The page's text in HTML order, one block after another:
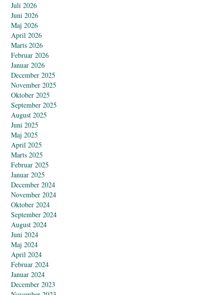
Juli 2026
Juni 2026
Maj 2026
April 2026
Marts 2026
Februar 2026
Januar 2026
December 2025
November 2025
Oktober 2025
September 2025
August 2025
Juni 2025
Maj 2025
April 2025
Marts 2025
Februar 2025
Januar 2025
December 2024
November 2024
Oktober 2024
September 2024
August 2024
Juni 2024
Maj 2024
April 2024
Februar 2024
Januar 2024
December 2023